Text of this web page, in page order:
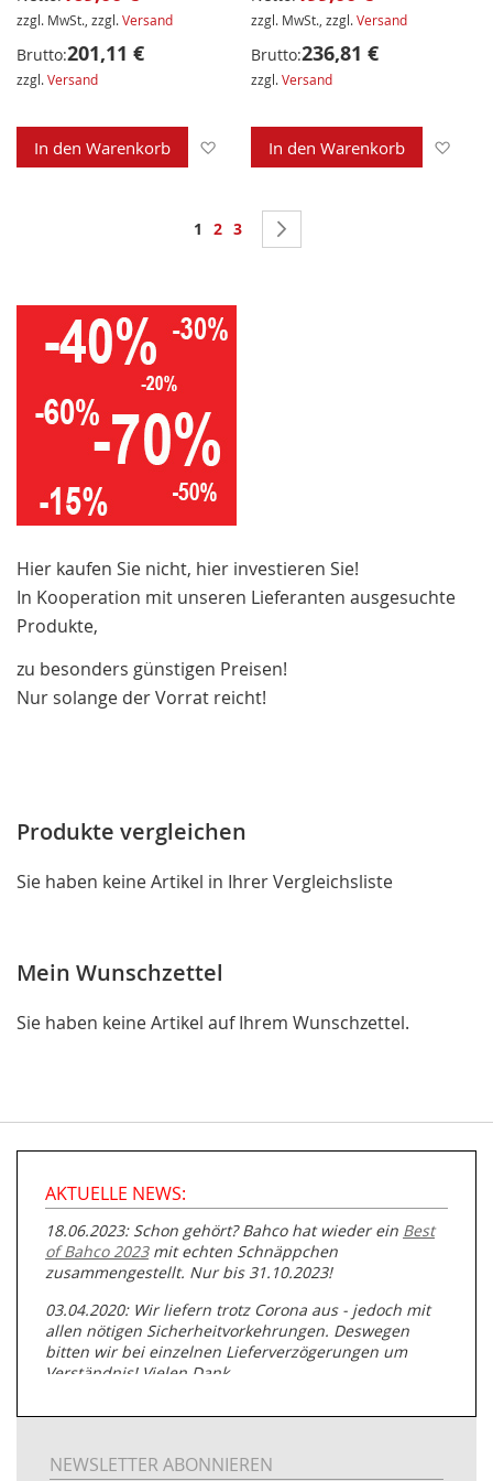
zzgl. MwSt., zzgl.Versand
Brutto:201,11 €
zzgl.Versand
In den Warenkorb Zur Wunschliste hinzufügen
zzgl. MwSt., zzgl.Versand
Brutto:236,81 €
zzgl.Versand
In den Warenkorb
Seite
Sie lesen gerade Seite
1 Seite
2 Seite
3
Hier kaufen Sie nicht, hier investieren Sie!
In Kooperation mit unseren Lieferanten ausgesuchte
Produkte,
zu besonders günstigen Preisen!
Nur solange der Vorrat reicht!
Produkte vergleichen
Sie haben keine Artikel in Ihrer Vergleichsliste
Mein Wunschzettel
Sie haben keine Artikel auf Ihrem Wunschzettel.
AKTUELLE NEWS:
18.06.2023: Schon gehört? Bahco hat wieder ein Best
of Bahco 2023mit echten Schnäppchen
zusammengestellt. Nur bis 31.10.2023!
03.04.2020: Wir liefern trotz Corona aus - jedoch mit
allen nötigen Sicherheitvorkehrungen. Deswegen
bitten wir bei einzelnen Lieferverzögerungen um
Verständnis! Vielen Dank.
05.07.2019: Neuester Zugang zu unserer
Rohrbearbeitung
NEWSLETTER ABONNIEREN